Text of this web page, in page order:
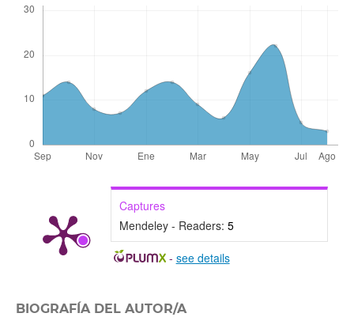
Captures
Mendeley - Readers: 5
- see details
BIOGRAFÍA DEL AUTOR/A